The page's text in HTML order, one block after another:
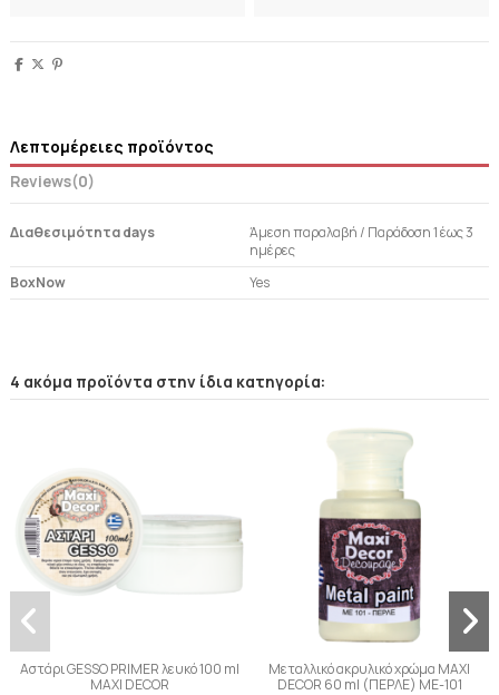
Λεπτομέρειες προϊόντος
Reviews(0)
Διαθεσιμότητα days
Άμεση παραλαβή / Παράδoση 1 έως 3
ημέρες
BoxNow
Yes
4 ακόμα προϊόντα στην ίδια κατηγορία:
Αστάρι GESSO PRIMER λευκό 100 ml
MAXI DECOR
Μεταλλικό ακρυλικό χρώμα MAXI
DECOR 60 ml (ΠΕΡΛΕ) ME-101